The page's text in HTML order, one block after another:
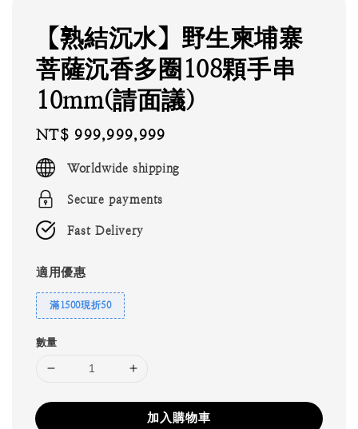
【熟結沉水】野生柬埔寨
菩薩沉香多圈108顆手串
10mm(請面議)
Regular
price
NT$ 999,999,999
Worldwide shipping
Secure payments
Fast Delivery
適用優惠
滿1500現折50
數量
加入購物車